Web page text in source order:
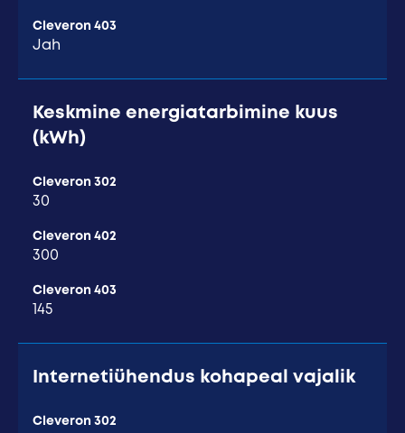
Cleveron 403
Jah
Keskmine energiatarbimine kuus
(kWh)
Cleveron 302
30
Cleveron 402
300
Cleveron 403
145
Internetiühendus kohapeal vajalik
Cleveron 302